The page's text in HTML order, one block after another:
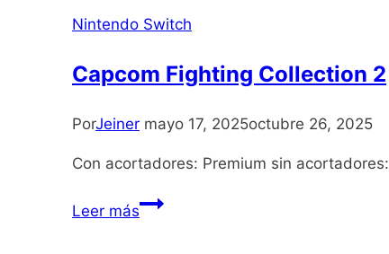
Nintendo Switch
Capcom Fighting Collection 2
PorJeiner mayo 17, 2025octubre 26, 2025
Con acortadores: Premium sin acortadores:
Leer másCapcom